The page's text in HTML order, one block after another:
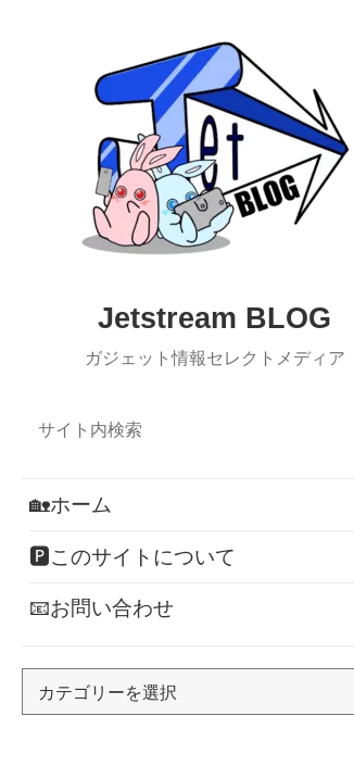
Jetstream BLOG
ガジェット情報セレクトメディア
🏡ホーム
🅿このサイトについて
📧お問い合わせ